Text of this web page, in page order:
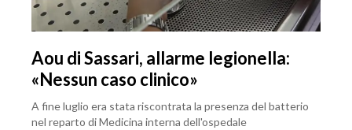
Aou di Sassari, allarme legionella:
«Nessun caso clinico»
A fine luglio era stata riscontrata la presenza del batterio
nel reparto di Medicina interna dell'ospedale